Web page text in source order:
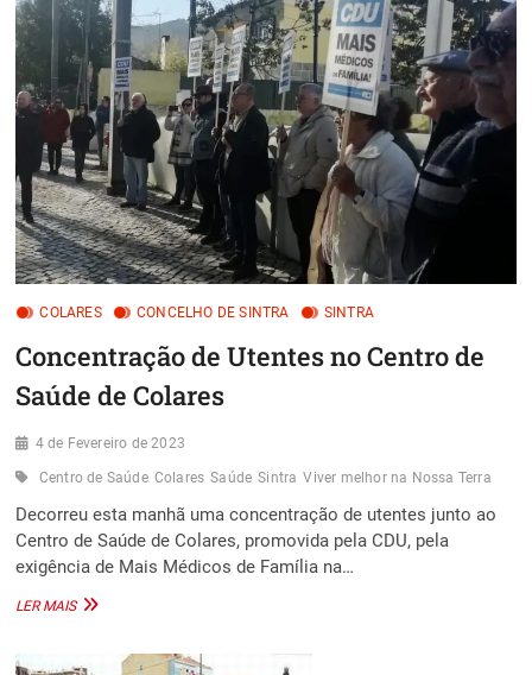
EXIGE
MAIS
MÉDICOS
DE
FAMÍLIA
PROFISSIONAIS
DE
SAÚDE
COLARES CONCELHO DE SINTRA SINTRA
Concentração de Utentes no Centro de
Saúde de Colares
4 de Fevereiro de 2023
Centro de Saúde Colares Saúde Sintra Viver melhor na Nossa Terra
Decorreu esta manhã uma concentração de utentes junto ao
Centro de Saúde de Colares, promovida pela CDU, pela
exigência de Mais Médicos de Família na…
LER MAISCONCENTRAÇÃO
NO